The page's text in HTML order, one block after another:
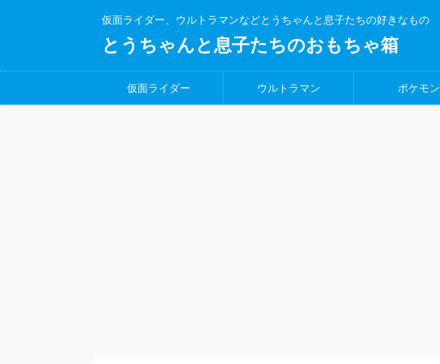
仮面ライダー、ウルトラマンなどとうちゃんと息子たちの好きなもの
とうちゃんと息子たちのおもちゃ箱
仮面ライダー ウルトラマン ポケモン